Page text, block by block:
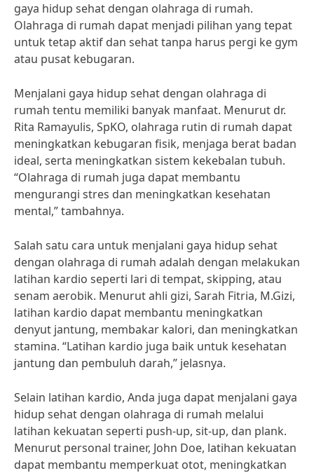
gaya hidup sehat dengan olahraga di rumah.
Olahraga di rumah dapat menjadi pilihan yang tepat
untuk tetap aktif dan sehat tanpa harus pergi ke gym
atau pusat kebugaran.
Menjalani gaya hidup sehat dengan olahraga di
rumah tentu memiliki banyak manfaat. Menurut dr.
Rita Ramayulis, SpKO, olahraga rutin di rumah dapat
meningkatkan kebugaran fisik, menjaga berat badan
ideal, serta meningkatkan sistem kekebalan tubuh.
“Olahraga di rumah juga dapat membantu
mengurangi stres dan meningkatkan kesehatan
mental,” tambahnya.
Salah satu cara untuk menjalani gaya hidup sehat
dengan olahraga di rumah adalah dengan melakukan
latihan kardio seperti lari di tempat, skipping, atau
senam aerobik. Menurut ahli gizi, Sarah Fitria, M.Gizi,
latihan kardio dapat membantu meningkatkan
denyut jantung, membakar kalori, dan meningkatkan
stamina. “Latihan kardio juga baik untuk kesehatan
jantung dan pembuluh darah,” jelasnya.
Selain latihan kardio, Anda juga dapat menjalani gaya
hidup sehat dengan olahraga di rumah melalui
latihan kekuatan seperti push-up, sit-up, dan plank.
Menurut personal trainer, John Doe, latihan kekuatan
dapat membantu memperkuat otot, meningkatkan